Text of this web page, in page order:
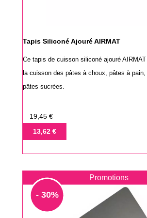
Tapis Siliconé Ajouré AIRMAT
Ce tapis de cuisson siliconé ajouré
la cuisson des pâtes à choux, pâtes à
pâtes sucrées.
Prix
base
19,45 €
Prix13,62 €
Promotions
- 30%